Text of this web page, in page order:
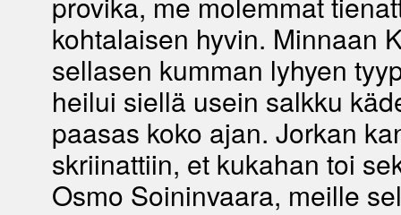
kohtalaisen hyvin. Minnaan
sellasen kumman lyhyen
heilui siellä usein salkku
paasas koko ajan. Jorkan
skriinattiin, et kukahan toi
Osmo Soininvaara, meille